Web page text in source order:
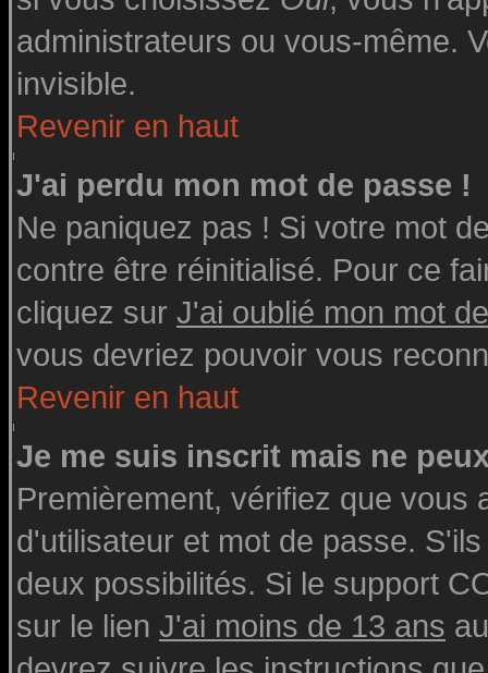
administrateurs ou vous-même.
invisible.
Revenir en haut
J'ai perdu mon mot de passe !
Ne paniquez pas ! Si votre mot
contre être réinitialisé. Pour ce
cliquez sur J'ai oublié mon mot
vous devriez pouvoir vous
Revenir en haut
Je me suis inscrit mais ne
Premièrement, vérifiez que
d'utilisateur et mot de passe.
deux possibilités. Si le support
sur le lien J'ai moins de 13 ans